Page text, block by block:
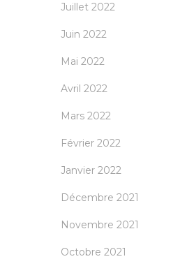
Juillet 2022
Juin 2022
Mai 2022
Avril 2022
Mars 2022
Février 2022
Janvier 2022
Décembre 2021
Novembre 2021
Octobre 2021